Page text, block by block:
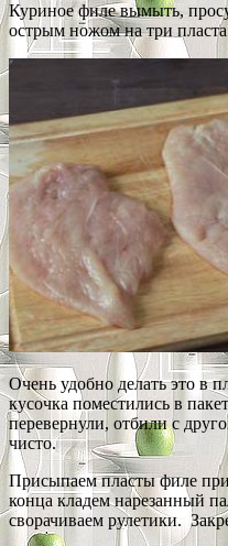
Куриное филе вымыть,
острым ножом на три
Очень удобно делать это в
кусочка поместились в
перевернули, отбили с
чисто.
Присыпаем пласты филе
конца кладем нарезанный
сворачиваем рулетики.